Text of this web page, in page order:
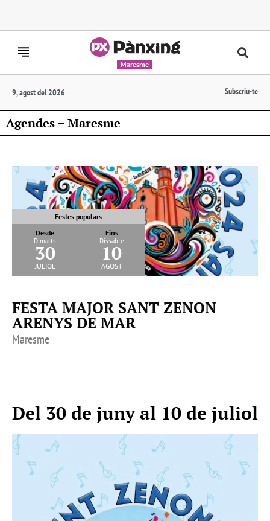
Maresme
9, agost del 2026 Subscriu-te
Agendes – Maresme
Festes populars
Desde
Dimarts
30
juliol
Fins
Dissabte
10
agost
FESTA MAJOR SANT ZENON
ARENYS DE MAR
Maresme
Del 30 de juny al 10 de juliol